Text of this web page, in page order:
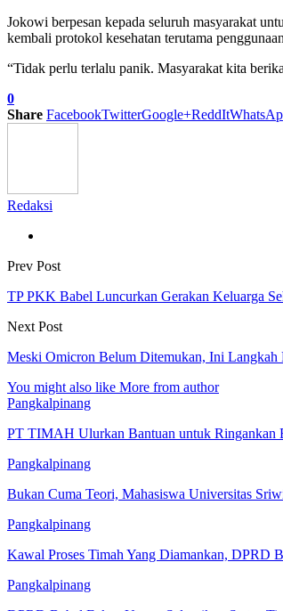
Jokowi berpesan kepada seluruh masyarakat
kembali protokol kesehatan terutama
“Tidak perlu terlalu panik. Masyarakat kita
0
Share FacebookTwitterGoogle+ReddIt
Redaksi
Prev Post
TP PKK Babel Luncurkan Gerakan Keluarga
Next Post
Meski Omicron Belum Ditemukan, Ini
You might also like More from author
Pangkalpinang
PT TIMAH Ulurkan Bantuan untuk Ringankan
Pangkalpinang
Bukan Cuma Teori, Mahasiswa Universitas
Pangkalpinang
Kawal Proses Timah Yang Diamankan, DPRD
Pangkalpinang